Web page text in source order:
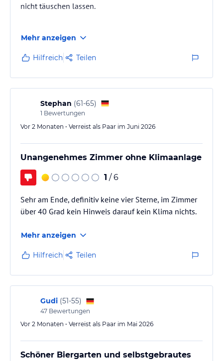
nicht täuschen lassen.
nach dem Winter.
Es wurde draußen wunderschöne Blumendeko
aufgestellt.👍Sehr schön.
Das Schwimmbad konnten wir leider nicht nutzen.
Als wir es nutzen wollten, wurden
Reinigungsarbeiten durchgeführt.
Wir waren nur zwei Nächte im Hotel.
Mehr anzeigen
Hilfreich Teilen
Stephan (61-65)
1 Bewertungen
Vor 2 Monaten • Verreist als Paar im Juni 2026
Unangenehmes Zimmer ohne Klimaanlage
1 / 6
Sehr am Ende, definitiv keine vier Sterne, im Zimmer
über 40 Grad kein Hinweis darauf kein Klima nichts.
Mehr anzeigen
Hilfreich Teilen
Gudi (51-55)
47 Bewertungen
Vor 2 Monaten • Verreist als Paar im Mai 2026
Schöner Biergarten und selbstgebrautes